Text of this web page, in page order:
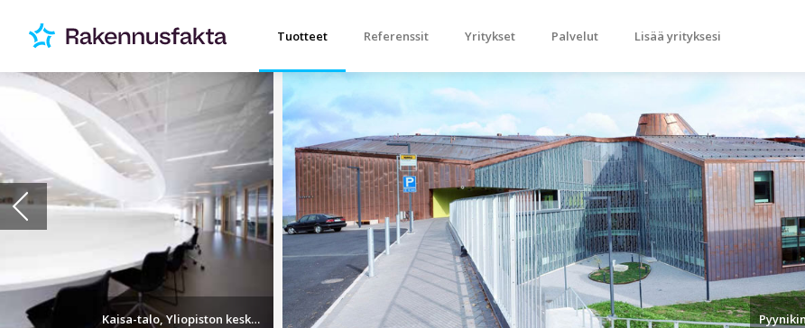
Tuotteet Referenssit Yritykset Palvelut Lisää yrityksesi
Kaisa-talo, Yliopiston keskustakirjasto